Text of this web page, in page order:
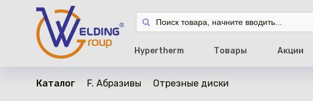
Hypertherm Товары Акции
Каталог F. Абразивы Отрезные диски
в наличии